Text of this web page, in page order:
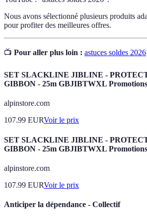
Nous avons sélectionné plusieurs produits
pour profiter des meilleures offres.
📺 Pour aller plus loin : astuces soldes 2026
SET SLACKLINE JIBLINE -
GIBBON - 25m GBJIBTWXL Promotions
alpinstore.com
107.99 EURVoir le prix
SET SLACKLINE JIBLINE -
GIBBON - 25m GBJIBTWXL Promotions
alpinstore.com
107.99 EURVoir le prix
Anticiper la dépendance - Collectif